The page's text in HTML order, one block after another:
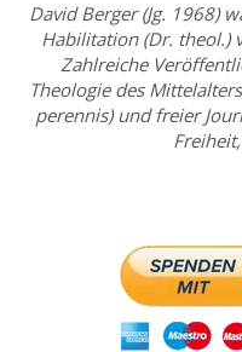
David Berger (Jg. 1968)
Habilitation (Dr. theol.)
Zahlreiche
Theologie des
perennis) und freier